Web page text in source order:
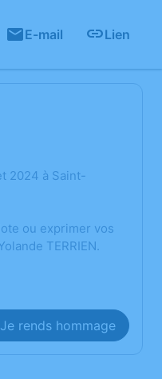
E-mail Lien
2024 à Saint-
ou exprimer vos
TERRIEN.
Je rends hommage